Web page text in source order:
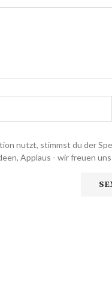
nutzt, stimmst du der
Applaus - wir freuen